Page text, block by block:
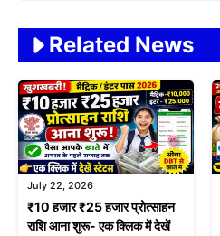
Related News
July 22, 2026
₹10 हजार ₹25 हजार प्रोत्साहन
राशि आना शुरू- एक क्लिक में देखें